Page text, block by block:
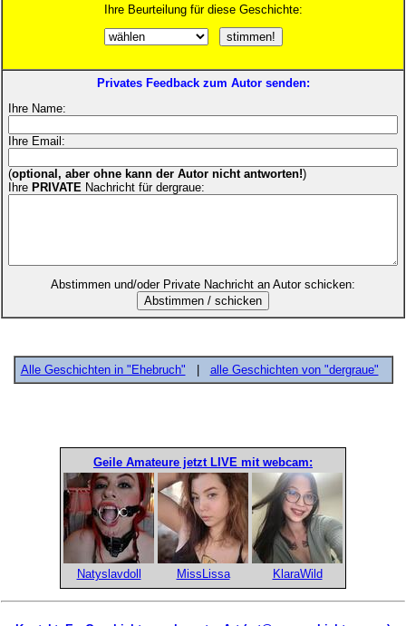
Ihre Beurteilung für diese Geschichte:
Privates Feedback zum Autor senden:
Ihre Name:
Ihre Email:
(optional, aber ohne kann der Autor nicht antworten!)
Ihre PRIVATE Nachricht für dergraue:
Abstimmen und/oder Private Nachricht an Autor schicken:
Alle Geschichten in "Ehebruch" alle Geschichten von "dergraue"
Geile Amateure jetzt LIVE mit webcam:
Natyslavdoll MissLissa KlaraWild